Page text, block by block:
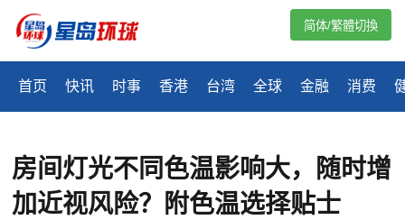
首页 快讯 时事 香港 台湾 全球 金融 消费
简体/繁體切換
房间灯光不同色温影响大，随时增
加近视风险？附色温选择贴士